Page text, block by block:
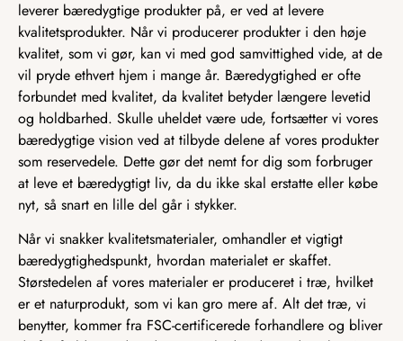
leverer bæredygtige produkter på, er ved at levere
kvalitetsprodukter. Når vi producerer produkter i den høje
kvalitet, som vi gør, kan vi med god samvittighed vide, at de
vil pryde ethvert hjem i mange år. Bæredygtighed er ofte
forbundet med kvalitet, da kvalitet betyder længere levetid
og holdbarhed. Skulle uheldet være ude, fortsætter vi vores
bæredygtige vision ved at tilbyde delene af vores produkter
som reservedele. Dette gør det nemt for dig som forbruger
at leve et bæredygtigt liv, da du ikke skal erstatte eller købe
nyt, så snart en lille del går i stykker.
Når vi snakker kvalitetsmaterialer, omhandler et vigtigt
bæredygtighedspunkt, hvordan materialet er skaffet.
Størstedelen af vores materialer er produceret i træ, hvilket
er et naturprodukt, som vi kan gro mere af. Alt det træ, vi
benytter, kommer fra FSC-certificerede forhandlere og bliver